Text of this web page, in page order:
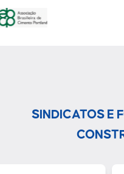
SINDICATOS E